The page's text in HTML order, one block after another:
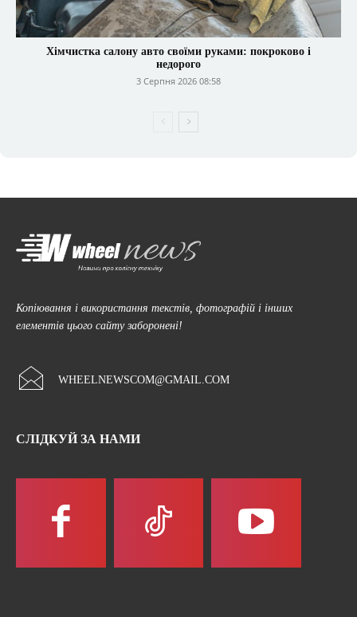
Хімчистка салону авто своїми руками: покроково і
недорого
3 Серпня 2026 08:58
Копіювання і використання текстів, фотографій і інших
елементів цього сайту заборонені!
WHEELNEWSCOM@GMAIL.COM
СЛІДКУЙ ЗА НАМИ